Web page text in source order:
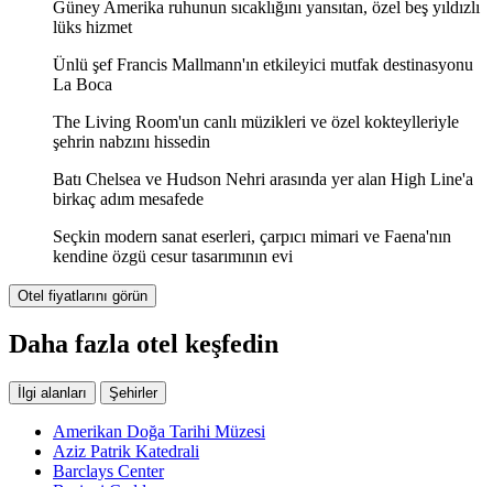
Güney Amerika ruhunun sıcaklığını yansıtan, özel beş yıldızlı
lüks hizmet
Ünlü şef Francis Mallmann'ın etkileyici mutfak destinasyonu
La Boca
The Living Room'un canlı müzikleri ve özel kokteylleriyle
şehrin nabzını hissedin
Batı Chelsea ve Hudson Nehri arasında yer alan High Line'a
birkaç adım mesafede
Seçkin modern sanat eserleri, çarpıcı mimari ve Faena'nın
kendine özgü cesur tasarımının evi
Otel fiyatlarını görün
Daha fazla otel keşfedin
İlgi alanları Şehirler
Amerikan Doğa Tarihi Müzesi
Aziz Patrik Katedrali
Barclays Center